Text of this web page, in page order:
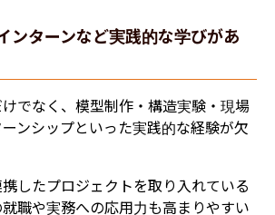
ンターンなど実践的な学びがあ
でなく、模型制作・構造実験・現場
ンシップといった実践的な経験が欠
したプロジェクトを取り入れている
職や実務への応用力も高まりやすい